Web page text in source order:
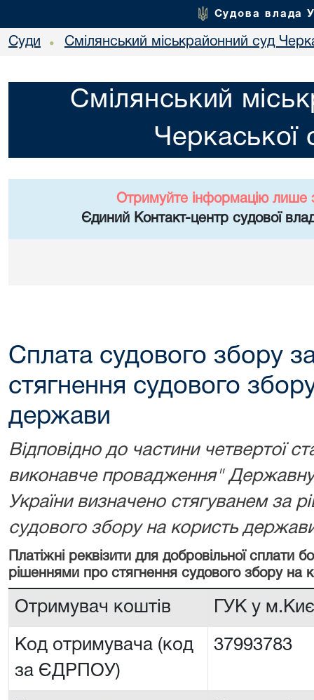
Судова влада
Суди • Смілянський міськрайонний суд
Смілянський
Черкаської
Отримуйте інформацію лише
Єдиний Контакт-центр судової
Сплата судового збору
стягнення судового
держави
Відповідно до частини четвертої
виконавче провадження" Державну
України визначено стягуванем за
судового збору на користь
Платіжні реквізити для добровільної
рішеннями про стягнення судового збору на
Отримувач коштів ГУК у
Код отримувача (код
за ЄДРПОУ)
37993783